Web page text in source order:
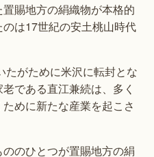
賜地方の絹織物が本格的
は17世紀の安土桃山時代
たがために米沢に転封とな
である直江兼続は、多く
めに新たな産業を起こさ
のひとつが置賜地方の絹